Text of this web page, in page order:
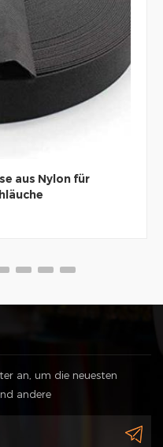
aus Nylon für
an, um die neuesten
andere